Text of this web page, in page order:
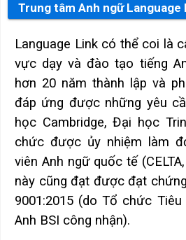
Trung tâm Anh ngữ Language
Language Link có thể coi là
vực dạy và đào tạo tiếng
hơn 20 năm thành lập và
đáp ứng được những yêu
học Cambridge, Đại học
chức được ủy nhiệm làm
viên Anh ngữ quốc tế
này cũng đạt được đạt
9001:2015 (do Tổ chức
Anh BSI công nhận).